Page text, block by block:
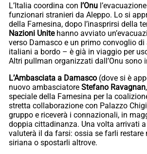
L’Italia coordina con l’Onu
funzionari stranieri da Aleppo. Lo si
della Farnesina, dopo l’inasprirsi della
Nazioni Unitehanno avviato
verso Damasco e un primo convoglio
italiani a bordo – è già in viaggio per
Altri pullman organizzati dall’Onu sono
L’Ambasciata a Damasco (dove si è
nuovo ambasciatore Stefano Ravagnan
speciale della Farnesina per la
stretta collaborazione con Palazzo
gruppo e riceverà i connazionali, in
doppia cittadinanza. Una volta arrivati
valuterà il da farsi: ossia se farli restare
siriana o spostarli altrove.